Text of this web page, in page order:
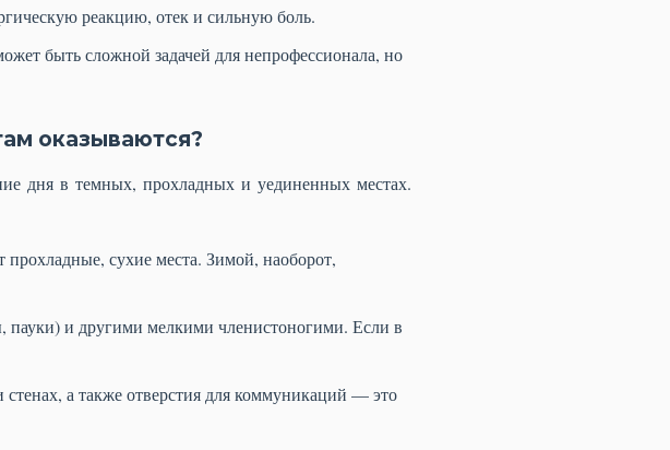
реакцию, отек и сильную боль.
быть сложной задачей для непрофессионала, но
оказываются?
дня в темных, прохладных и уединенных местах.
сухие места. Зимой, наоборот,
и другими мелкими членистоногими. Если в
а также отверстия для коммуникаций — это